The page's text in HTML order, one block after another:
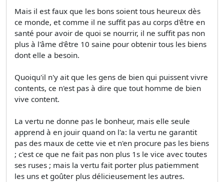
Mais il est faux que les bons soient tous heureux dès
ce monde, et comme il ne suffit pas au corps d'être en
santé pour avoir de quoi se nourrir, il ne suffit pas non
plus à l'âme d'être 10 saine pour obtenir tous les biens
dont elle a besoin.
Quoiqu'il n'y ait que les gens de bien qui puissent vivre
contents, ce n'est pas à dire que tout homme de bien
vive content.
La vertu ne donne pas le bonheur, mais elle seule
apprend à en jouir quand on l'a: la vertu ne garantit
pas des maux de cette vie et n'en procure pas les biens
; c'est ce que ne fait pas non plus 1s le vice avec toutes
ses ruses ; mais la vertu fait porter plus patiemment
les uns et goûter plus délicieusement les autres.